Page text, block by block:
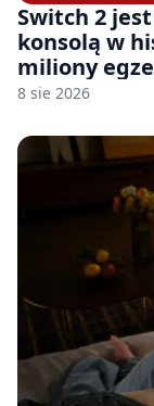
Switch 2
konsolą w
miliony
8 sie 2026